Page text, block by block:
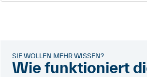
SIE WOLLEN MEHR WISSEN?
Wie funktioniert